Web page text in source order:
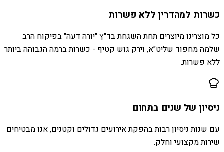
כשרות למהדרין ללא פשרות
כל מוצרינו מיוצרים תחת השגחת בד״ץ "יורה דעה" בפיקוח הרב
שלמה מחפוד שליט״א, וירק גוש קטיף - כשרות ברמה הגבוהה ביותר
ללא פשרות.
ניסיון של שנים בתחום
עם שנות ניסיון רבות בהפקת אירועים גדולים וקטנים, אנו מבטיחים
שירות מקצועי וחלק.